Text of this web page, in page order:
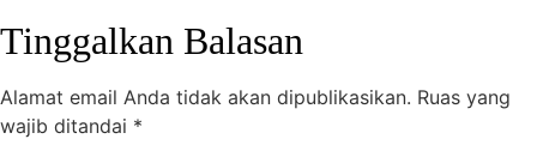
Tinggalkan Balasan
Alamat email Anda tidak akan dipublikasikan. Ruas yang
wajib ditandai *